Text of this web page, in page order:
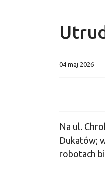
04 maj 2026
Na ul.
Dukatów;
robotach